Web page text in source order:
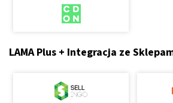
LAMA Plus + Integracja ze